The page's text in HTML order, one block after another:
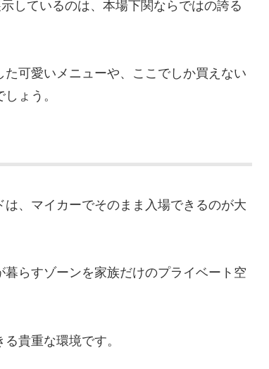
しているのは、本場下関ならではの誇る
可愛いメニューや、ここでしか買えない
ょう。
、マイカーでそのまま入場できるのが大
らすゾーンを家族だけのプライベート空
貴重な環境です。